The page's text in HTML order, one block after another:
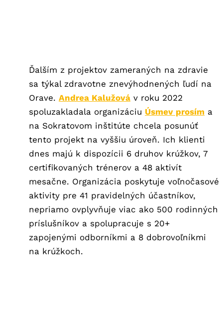
Ďalším z projektov zameraných na zdravie
sa týkal zdravotne znevýhodnených ľudí na
Orave. Andrea Kalužová v roku 2022
spoluzakladala organizáciu Úsmev prosím a
na Sokratovom inštitúte chcela posunúť
tento projekt na vyššiu úroveň. Ich klienti
dnes majú k dispozícii 6 druhov krúžkov, 7
certifikovaných trénerov a 48 aktivít
mesačne. Organizácia poskytuje voľnočasové
aktivity pre 41 pravidelných účastníkov,
nepriamo ovplyvňuje viac ako 500 rodinných
príslušníkov a spolupracuje s 20+
zapojenými odborníkmi a 8 dobrovoľníkmi
na krúžkoch.